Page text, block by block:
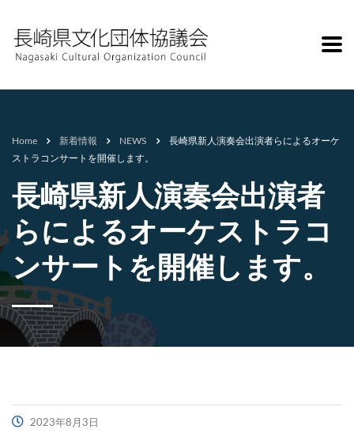
Home 新着情報 NEWS
長崎県新人演奏会出演者らによるオーケ
ストラコンサートを開催します。
長崎県新人演奏会出演者
らによるオーケストラコ
ンサートを開催します。
2023年8月3日